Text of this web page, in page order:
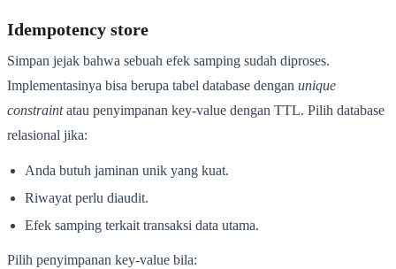
Idempotency store
Simpan jejak bahwa sebuah efek samping sudah diproses.
Implementasinya bisa berupa tabel database dengan unique
constraintatau penyimpanan key-value dengan TTL. Pilih database
relasional jika:
Anda butuh jaminan unik yang kuat.
Riwayat perlu diaudit.
Efek samping terkait transaksi data utama.
Pilih penyimpanan key-value bila: